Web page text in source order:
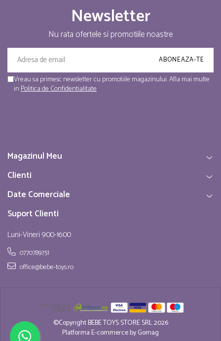
Newsletter
Nu rata ofertele si promotiile noastre
Vreau sa primesc newsletter cu promotiile magazinului. Afla mai multe
inPolitica de Confidentialitate
Magazinul Meu
Clienti
Date Comerciale
Suport Clienti
Luni-Vineri 9:00-16:00
0770789751
office@bebe-toys.ro
©Copyright BEBE TOYS STORE SRL 2026
Platforma E-commerce by Gomag